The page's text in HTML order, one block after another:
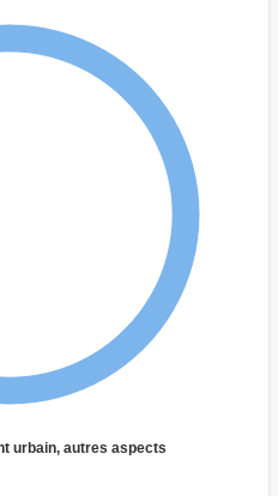
urbain, autres aspects